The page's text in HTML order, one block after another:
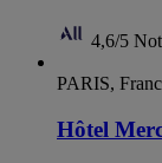
4,6/5
PARIS,
Hôtel